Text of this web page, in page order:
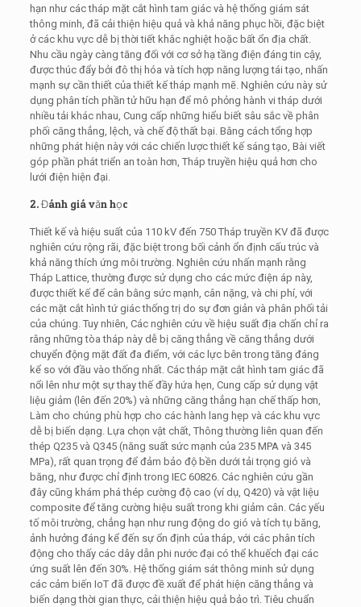
hạn như các tháp mặt cắt hình tam giác và hệ thống giám sát
thông minh, đã cải thiện hiệu quả và khả năng phục hồi, đặc biệt
ở các khu vực dễ bị thời tiết khắc nghiệt hoặc bất ổn địa chất.
Nhu cầu ngày càng tăng đối với cơ sở hạ tầng điện đáng tin cậy,
được thúc đẩy bởi đô thị hóa và tích hợp năng lượng tái tạo, nhấn
mạnh sự cần thiết của thiết kế tháp mạnh mẽ. Nghiên cứu này sử
dụng phân tích phần tử hữu hạn để mô phỏng hành vi tháp dưới
nhiều tải khác nhau, Cung cấp những hiểu biết sâu sắc về phân
phối căng thẳng, lệch, và chế độ thất bại. Bằng cách tổng hợp
những phát hiện này với các chiến lược thiết kế sáng tạo, Bài viết
góp phần phát triển an toàn hơn, Tháp truyền hiệu quả hơn cho
lưới điện hiện đại.
2. Đánh giá văn học
Thiết kế và hiệu suất của 110 kV đến 750 Tháp truyền KV đã được
nghiên cứu rộng rãi, đặc biệt trong bối cảnh ổn định cấu trúc và
khả năng thích ứng môi trường. Nghiên cứu nhấn mạnh rằng
Tháp Lattice, thường được sử dụng cho các mức điện áp này,
được thiết kế để cân bằng sức mạnh, cân nặng, và chi phí, với
các mặt cắt hình tứ giác thống trị do sự đơn giản và phân phối tải
của chúng. Tuy nhiên, Các nghiên cứu về hiệu suất địa chấn chỉ ra
rằng những tòa tháp này dễ bị căng thẳng về căng thẳng dưới
chuyển động mặt đất đa điểm, với các lực bên trong tăng đáng
kể so với đầu vào thống nhất. Các tháp mặt cắt hình tam giác đã
nổi lên như một sự thay thế đầy hứa hẹn, Cung cấp sử dụng vật
liệu giảm (lên đến 20%) và những căng thẳng hạn chế thấp hơn,
Làm cho chúng phù hợp cho các hành lang hẹp và các khu vực
dễ bị biến dạng. Lựa chọn vật chất, Thông thường liên quan đến
thép Q235 và Q345 (năng suất sức mạnh của 235 MPA và 345
MPa), rất quan trọng để đảm bảo độ bền dưới tải trọng gió và
băng, như được chỉ định trong IEC 60826. Các nghiên cứu gần
đây cũng khám phá thép cường độ cao (ví dụ, Q420) và vật liệu
composite để tăng cường hiệu suất trong khi giảm cân. Các yếu
tố môi trường, chẳng hạn như rung động do gió và tích tụ băng,
ảnh hưởng đáng kể đến sự ổn định của tháp, với các phân tích
động cho thấy các dây dẫn phi nước đại có thể khuếch đại các
ứng suất lên đến 30%. Hệ thống giám sát thông minh sử dụng
các cảm biến IoT đã được đề xuất để phát hiện căng thẳng và
biến dạng thời gian thực, cải thiện hiệu quả bảo trì. Tiêu chuẩn